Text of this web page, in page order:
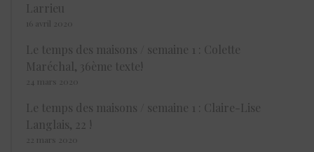
Larrieu
16 avril 2020
Le temps des maisons / semaine 1 : Colette
Maréchal, 36ème texte!
24 mars 2020
Le temps des maisons / semaine 1 : Claire-Lise
Langlais, 22 !
22 mars 2020